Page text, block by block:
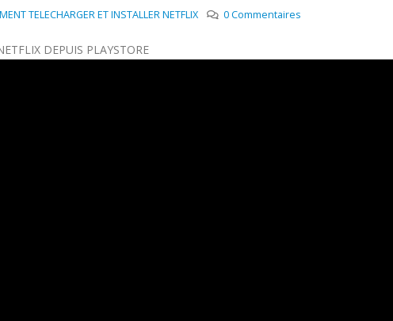
TELECHARGER ET INSTALLER NETFLIX 0 Commentaires
DEPUIS PLAYSTORE